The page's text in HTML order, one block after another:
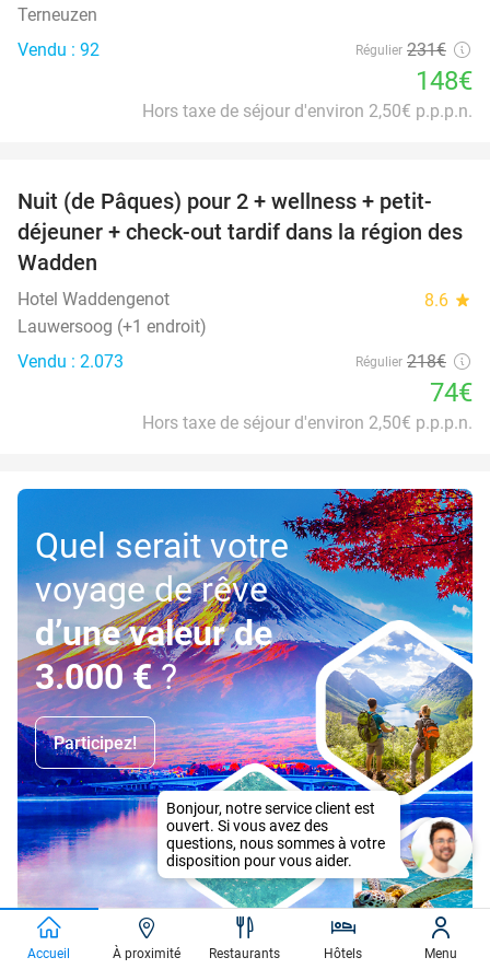
Terneuzen
Vendu : 92
Régulier 231€
148€
Hors taxe de séjour d'environ 2,50€ p.p.p.n.
66%
Nuit (de Pâques) pour 2 + wellness + petit-
déjeuner + check-out tardif dans la région des
Wadden
Hotel Waddengenot 8.6 star
Lauwersoog (+1 endroit)
Vendu : 2.073
Régulier 218€
74€
Hors taxe de séjour d'environ 2,50€ p.p.p.n.
Quel serait votre
voyage de rêve
d’une valeur de
3.000 €?
Participez!
Accueil À proximité Restaurants Hôtels Menu